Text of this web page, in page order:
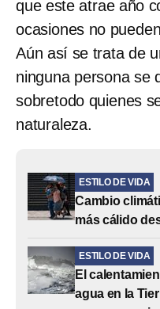
que este atrae año
ocasiones no
Aún así se trata de
ninguna persona se
sobretodo quienes
naturaleza.
ESTILO DE VIDA
Cambio
más cálido
ESTILO DE VIDA
El
agua en la